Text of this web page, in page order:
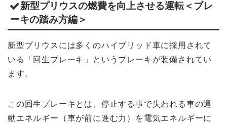
新型プリウスの燃費を向上させる運転＜ブレ
ーキの踏み方編＞
新型プリウスには多くのハイブリッド車に採用されて
いる「回生ブレーキ」というブレーキが装備されてい
ます。
この回生ブレーキとは、停止する事で失われる車の運
動エネルギー（車が前に進む力）を電気エネルギーに